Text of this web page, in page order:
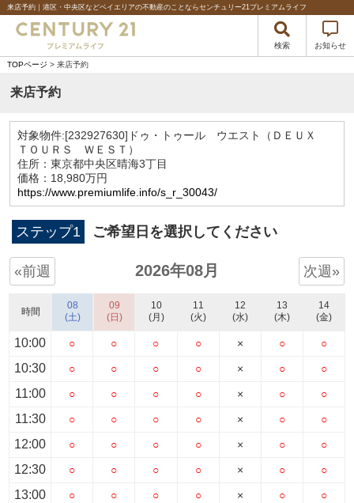
来店予約｜港区・中央区などベイエリアの不動産のことならセンチュリー21プレミアムライフ
検索 お知らせ
TOPページ > 来店予約
来店予約
対象物件:[232927630]ドゥ・トゥール ウエスト（ＤＥＵＸ
ＴＯＵＲＳ ＷＥＳＴ）
住所：東京都中央区晴海3丁目
価格：18,980万円
https://www.premiumlife.info/s_r_30043/
ステップ1 ご希望日を選択してください
«前週 2026年08月 次週»
時間
10:00
10:30
11:00
11:30
12:00
12:30
13:00
08
(土)
○
○
○
○
○
○
○
09
(日)
○
○
○
○
○
○
○
10
(月)
○
○
○
○
○
○
○
11
(火)
○
○
○
○
○
○
○
12
(水)
×
×
×
×
×
×
×
13
(木)
○
○
○
○
○
○
○
14
(金)
○
○
○
○
○
○
○